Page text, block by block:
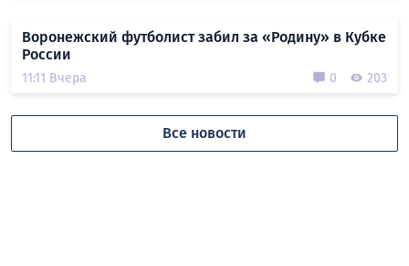
Воронежский футболист забил за «Родину» в Кубке
России
11:11 Вчера 0 203
Все новости